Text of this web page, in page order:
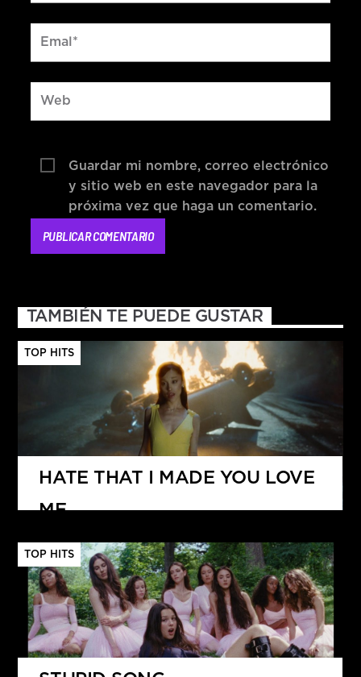
Guardar mi nombre, correo electrónico
y sitio web en este navegador para la
próxima vez que haga un comentario.
TAMBIÉN TE PUEDE GUSTAR
TOP HITS
HATE THAT I MADE YOU LOVE
ME
ARIANA GRANDE
TOP HITS